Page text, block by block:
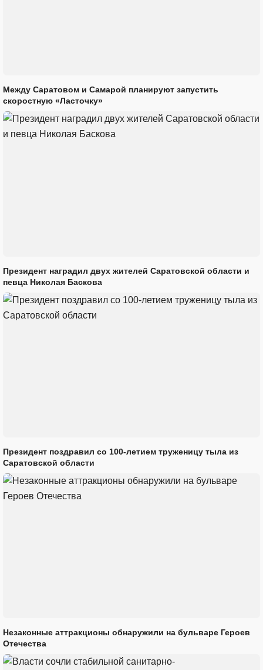
Между Саратовом и Самарой планируют запустить
скоростную «Ласточку»
Президент наградил двух жителей Саратовской области и
певца Николая Баскова
Президент поздравил со 100-летием труженицу тыла из
Саратовской области
Незаконные аттракционы обнаружили на бульваре Героев
Отечества